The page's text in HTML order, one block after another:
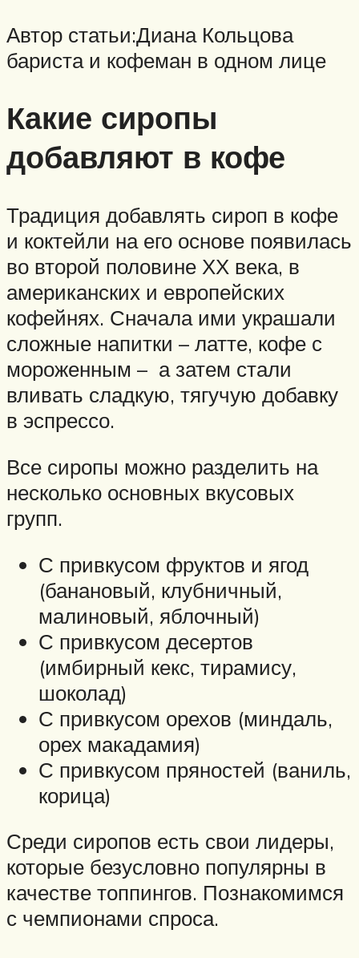
Автор статьи:Диана Кольцова
бариста и кофеман в одном лице
Какие сиропы
добавляют в кофе
Традиция добавлять сироп в кофе
и коктейли на его основе появилась
во второй половине ХХ века, в
американских и европейских
кофейнях. Сначала ими украшали
сложные напитки – латте, кофе с
мороженным – а затем стали
вливать сладкую, тягучую добавку
в эспрессо.
Все сиропы можно разделить на
несколько основных вкусовых
групп.
С привкусом фруктов и ягод
(банановый, клубничный,
малиновый, яблочный)
С привкусом десертов
(имбирный кекс, тирамису,
шоколад)
С привкусом орехов (миндаль,
орех макадамия)
С привкусом пряностей (ваниль,
корица)
Среди сиропов есть свои лидеры,
которые безусловно популярны в
качестве топпингов. Познакомимся
с чемпионами спроса.